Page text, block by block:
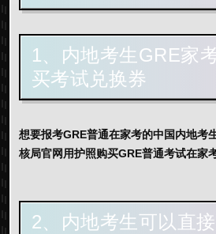
1、内地考生GRE家
买考试兑换券
想要报考GRE普通在家考的中国内地考
核局官网用护照购买GRE普通考试在家
2、内地考生可以直